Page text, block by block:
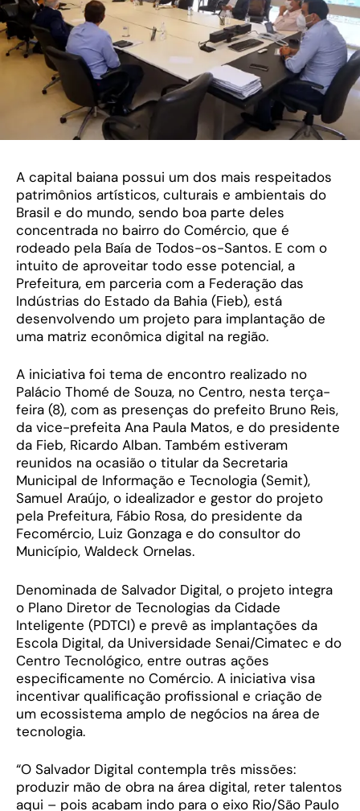
A capital baiana possui um dos mais respeitados
patrimônios artísticos, culturais e ambientais do
Brasil e do mundo, sendo boa parte deles
concentrada no bairro do Comércio, que é
rodeado pela Baía de Todos-os-Santos. E com o
intuito de aproveitar todo esse potencial, a
Prefeitura, em parceria com a Federação das
Indústrias do Estado da Bahia (Fieb), está
desenvolvendo um projeto para implantação de
uma matriz econômica digital na região.
A iniciativa foi tema de encontro realizado no
Palácio Thomé de Souza, no Centro, nesta terça-
feira (8), com as presenças do prefeito Bruno Reis,
da vice-prefeita Ana Paula Matos, e do presidente
da Fieb, Ricardo Alban. Também estiveram
reunidos na ocasião o titular da Secretaria
Municipal de Informação e Tecnologia (Semit),
Samuel Araújo, o idealizador e gestor do projeto
pela Prefeitura, Fábio Rosa, do presidente da
Fecomércio, Luiz Gonzaga e do consultor do
Município, Waldeck Ornelas.
Denominada de Salvador Digital, o projeto integra
o Plano Diretor de Tecnologias da Cidade
Inteligente (PDTCI) e prevê as implantações da
Escola Digital, da Universidade Senai/Cimatec e do
Centro Tecnológico, entre outras ações
especificamente no Comércio. A iniciativa visa
incentivar qualificação profissional e criação de
um ecossistema amplo de negócios na área de
tecnologia.
“O Salvador Digital contempla três missões:
produzir mão de obra na área digital, reter talentos
aqui – pois acabam indo para o eixo Rio/São Paulo